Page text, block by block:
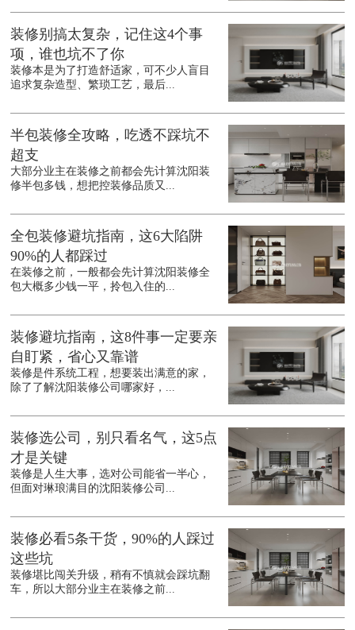
装修别搞太复杂，记住这4个事
项，谁也坑不了你
装修本是为了打造舒适家，可不少人盲目
追求复杂造型、繁琐工艺，最后...
半包装修全攻略，吃透不踩坑不
超支
大部分业主在装修之前都会先计算沈阳装
修半包多钱，想把控装修品质又...
全包装修避坑指南，这6大陷阱
90%的人都踩过
在装修之前，一般都会先计算沈阳装修全
包大概多少钱一平，拎包入住的...
装修避坑指南，这8件事一定要亲
自盯紧，省心又靠谱
装修是件系统工程，想要装出满意的家，
除了了解沈阳装修公司哪家好，...
装修选公司，别只看名气，这5点
才是关键
装修是人生大事，选对公司能省一半心，
但面对琳琅满目的沈阳装修公司...
装修必看5条干货，90%的人踩过
这些坑
装修堪比闯关升级，稍有不慎就会踩坑翻
车，所以大部分业主在装修之前...